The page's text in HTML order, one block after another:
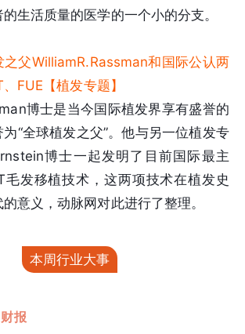
生活质量的医学的一个小的分支。
之父WilliamR.Rassman和国际公认两
FUE【植发专题】
博士是当今国际植发界享有盛誉的
“全球植发之父”。他与另一位植发专
博士一起发明了目前国际最主
毛发移植技术，这两项技术在植发史
的意义，动脉网对此进行了整理。
本周行业大事
报